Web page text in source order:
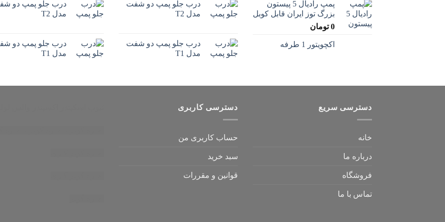
پمپ رادیال 5 پیستون
بزرگ توز ایران قابل کوبل
0 تومان
اکچویتور 1 طرفه
درب جلو پمپ دو شفت
مدل T2
درب جلو پمپ دو شفت
مدل T1
درب جلو پمپ دو
مدل T2
درب جلو پمپ دو
مدل T1
دسترسی سریع
خانه
درباره ما
فروشگاه
تماس با ما
دسترسی کاربری
حساب کاربری من
سبد خرید
قوانین و مقررات